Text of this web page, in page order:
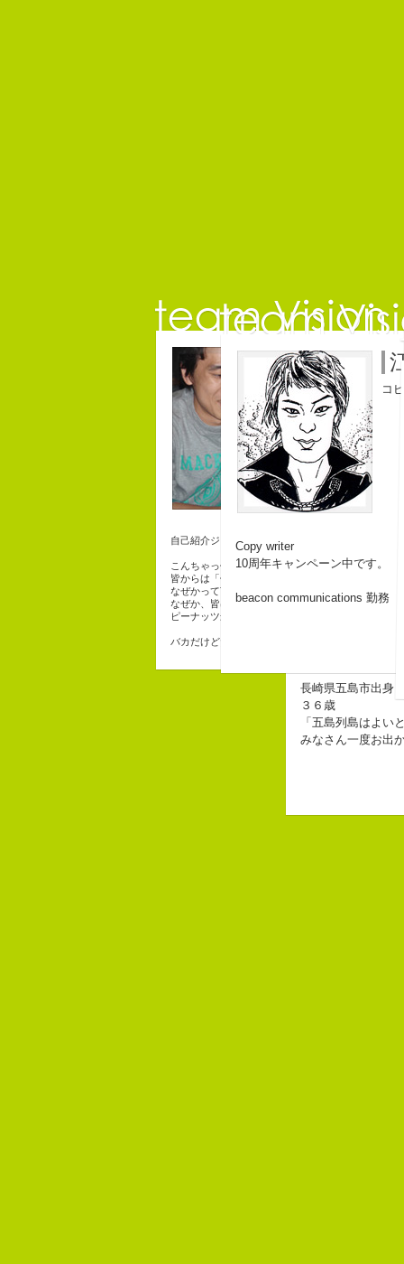
チー
保持壮
コピーライター
自己紹介ジェネレーターというサイトがある。試し
こんちゃっ保持壮太郎っていいます。
皆からは「保持壮太郎ピーナッツ」って呼ばれてる
なぜかって言うと前にピーナッツを皆に一粒ずつあ
なぜか、皆は喜んでなかったけどね。
ピーナッツ最高！落花生なんて呼ぶなっつーの
バカだけどたぶんいいヤツだ。もっとこんな感じの
長崎県五島市出身
３６歳
「五島列島はよい
みなさん一度お出
コ
Copy writer
10周年キャンペーン中です。
beacon communications 勤務